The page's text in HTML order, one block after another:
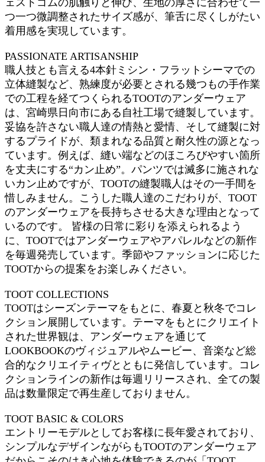
つ一つ微調整されたサイズ感が、筆舌に尽くしがたい
着用感を実現しています。
PASSIONATE ARTISANSHIP
職人技とも言える4本針ミシン・フラットシーマでの
立体縫製など、熟練度が必要とされる幾つもの手作業
での工程を経てつくられるTOOTのアンダーウェア
は、宮崎県日向市にある自社工場で縫製しています。
妥協を許さない職人達の情熱と愛情、そして縫製に対
するプライドが、類まれなる品質と耐久性の源となっ
ています。例えば、縫い端などのほころびやすい箇所
を丈夫にする“カン止め”。パンツでは滅多に施されな
いカン止めですが、TOOTの縫製職人はその一手間を
惜しみません。こうした職人達のこだわりが、TOOT
のアンダーウェアを長持ちさせる大きな理由となって
いるのです。 皆様の日常に彩りを添えられるよう
に、TOOTではアンダーウェアやアパレルなどの新作
を毎週発売しています。季節やファッションに応じた
TOOTからの提案をお楽しみください。
TOOT COLLECTIONS
TOOTはシーズンテーマをもとに、春夏と秋冬でコレ
クション展開しています。テーマをもとにクリエイト
された世界観は、アンダーウェアを通じて
LOOKBOOKのヴィジュアルやムービー、音楽など総
合的なクリエイティヴとともに発信しています。コレ
クションラインの新作は毎週リリースされ、全ての製
品は数量限定で再生産しておりません。
TOOT BASIC & COLORS
エントリーモデルとしてお客様に長年愛されており、
シンプルなデザインながらもTOOTのアンダーウェア